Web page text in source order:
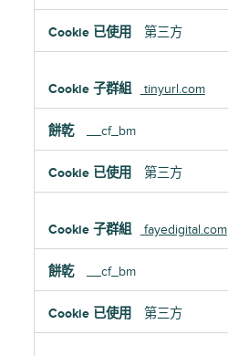
第三方
tinyurl.com
__cf_bm
第三方
fayedigital.com
__cf_bm
第三方